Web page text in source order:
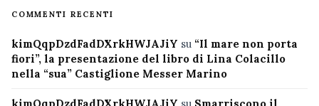
COMMENTI RECENTI
kimQqpDzdFadDXrkHWJAJiY su “Il mare non porta
fiori”, la presentazione del libro di Lina Colacillo
nella “sua” Castiglione Messer Marino